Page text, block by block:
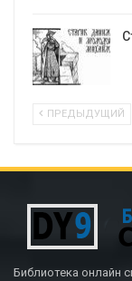
ПРЕДЫДУЩИЙ
Библиотека онлайн